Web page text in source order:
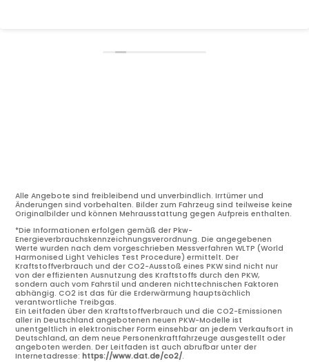
Alle Angebote sind freibleibend und unverbindlich. Irrtümer und
Änderungen sind vorbehalten. Bilder zum Fahrzeug sind teilweise keine
Originalbilder und können Mehrausstattung gegen Aufpreis enthalten.
*Die Informationen erfolgen gemäß der Pkw-
Energieverbrauchskennzeichnungsverordnung. Die angegebenen
Werte wurden nach dem vorgeschrieben Messverfahren WLTP (World
Harmonised Light Vehicles Test Procedure) ermittelt. Der
Kraftstoffverbrauch und der CO2-Ausstoß eines PKW sind nicht nur
von der effizienten Ausnutzung des Kraftstoffs durch den PKW,
sondern auch vom Fahrstil und anderen nichttechnischen Faktoren
abhängig. CO2 ist das für die Erderwärmung hauptsächlich
verantwortliche Treibgas.
Ein Leitfaden über den Kraftstoffverbrauch und die CO2-Emissionen
aller in Deutschland angebotenen neuen PKW-Modelle ist
unentgeltlich in elektronischer Form einsehbar an jedem Verkaufsort in
Deutschland, an dem neue Personenkraftfahrzeuge ausgestellt oder
angeboten werden. Der Leitfaden ist auch abrufbar unter der
Internetadresse:https://www.dat.de/co2/.